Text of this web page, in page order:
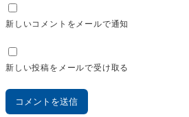
新しいコメントをメールで通知
新しい投稿をメールで受け取る